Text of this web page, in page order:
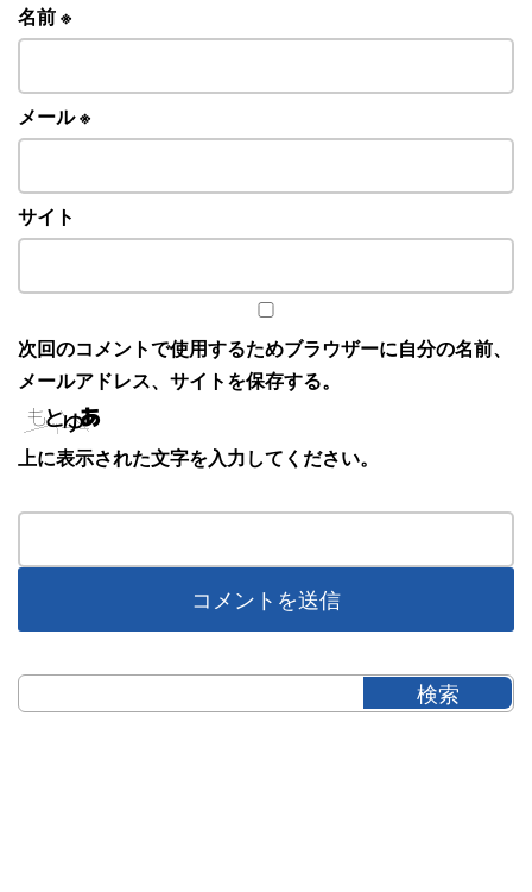
名前※
メール※
サイト
次回のコメントで使用するためブラウザーに自分の名前、
メールアドレス、サイトを保存する。
上に表示された文字を入力してください。